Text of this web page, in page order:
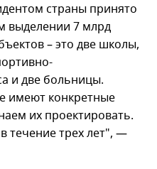
страны принято
выделении 7 млрд
– это две школы,
и две больницы.
имеют конкретные
их проектировать.
течение трех лет", —